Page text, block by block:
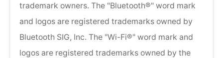
trademark owners. The "Bluetooth®" word mark
and logos are registered trademarks owned by
Bluetooth SIG, Inc. The "Wi-Fi®" word mark and
logos are registered trademarks owned by the